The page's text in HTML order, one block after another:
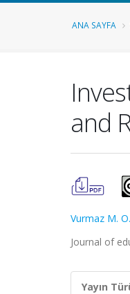
ANA SAYFA
and
Vurmaz M. O.
Journal of
Yayın